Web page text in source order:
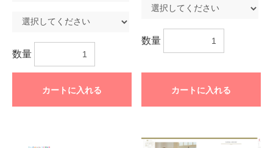
数量
カートに入れる
数量
カートに入れる